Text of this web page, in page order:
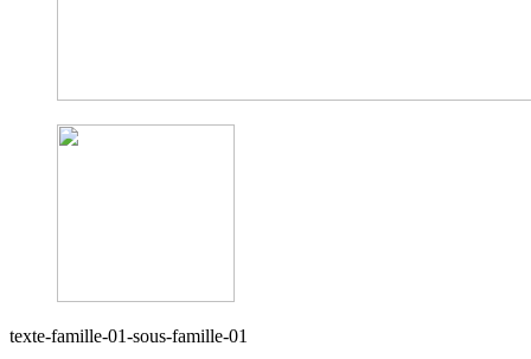
texte-famille-01-sous-famille-01